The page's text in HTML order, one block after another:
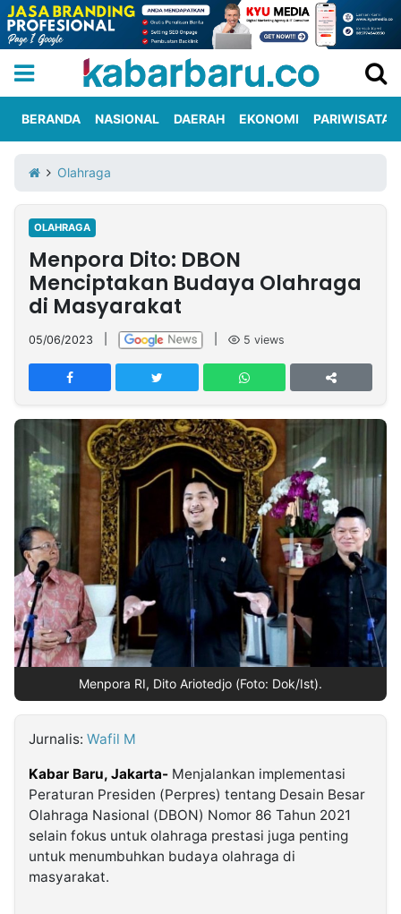
Iklan
Berita
Kami
Nasional
International
Olahraga
Entertainment
Daerah
Pariwisata
Kuliner
Kolom
Network
PT
TREETAN
INDONESIA
Partner
Insight
NTB
Suara
Time
Lens
IDN
Daily
Jogja
Jalan
Rakyat
Idealita
News
Kita
Notice
Dinamikapost.com
Radar
Baru
Seedbacklink
Follow
Kabarbaru
Kabarbaru.co
2026
BERANDA NASIONAL DAERAH EKONOMI PARIWISATA
Olahraga
OLAHRAGA
Menpora Dito: DBON
Menciptakan Budaya Olahraga
di Masyarakat
05/06/2023 5 views
Menpora RI, Dito Ariotedjo (Foto: Dok/Ist).
Jurnalis: Wafil M
Kabar Baru, Jakarta- Menjalankan implementasi
Peraturan Presiden (Perpres) tentang Desain Besar
Olahraga Nasional (DBON) Nomor 86 Tahun 2021
selain fokus untuk olahraga prestasi juga penting
untuk menumbuhkan budaya olahraga di
masyarakat.